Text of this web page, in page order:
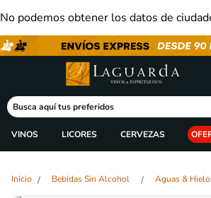
No podemos obtener los datos de
Busca aquí tus preferidos
VINOS LICORES CERVEZAS
Bebidas Sin Alcohol Aguas &